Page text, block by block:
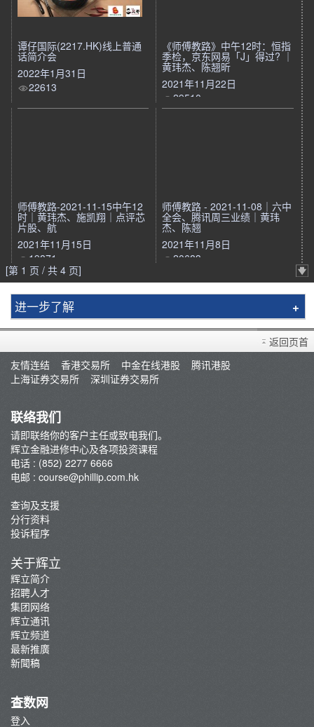
谭仔国际(2217.HK)线上普通
话简介会
2022年1月31日
22613
《师傅教路》中午12时：恒指
季检，京东网易「J」得过? ｜
黄玮杰、陈翘昕
2021年11月22日
29510
师傅教路-2021-11-15中午12
时｜黄玮杰、施凯翔｜点评芯
片股、航
2021年11月15日
19871
师傅教路 - 2021-11-08｜六中
全会、腾讯周三业绩｜黄玮
杰、陈翘
2021年11月8日
20683
[第 1 页 / 共 4 页]
进一步了解
简介
辉立课程
讲师
返回页首
友情连结
香港交易所 中金在线港股
腾讯港股
上海证券交易所
深圳证券交易所
联络我们
请即联络你的客户主任或致电我们。
辉立金融进修中心及各项投资课程
电话 : (852) 2277 6666
电邮 : course@phillip.com.hk
查询及支援
分行资料
投诉程序
关于辉立
辉立简介
招聘人才
集团网络
辉立通讯
辉立频道
最新推廣
新聞稿
查数网
登入